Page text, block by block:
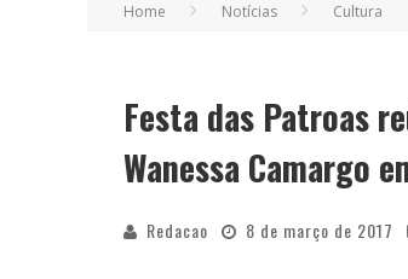
Home Notícias Cultura
Festa das Patroas
Wanessa Camargo
Redacao 8 de março de 2017